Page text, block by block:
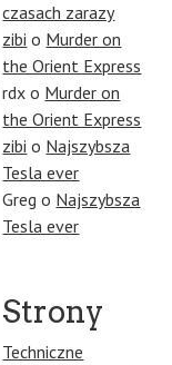
czasach zarazy
zibi o Murder on
the Orient Express
rdx o Murder on
the Orient Express
zibi o Najszybsza
Tesla ever
Greg o Najszybsza
Tesla ever
Strony
Techniczne